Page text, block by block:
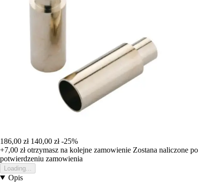
186,00 zł 140,00 zł -25%
+7,00 złotrzymasz na kolejne zamowienie Zostana naliczone po
potwierdzeniu zamowienia
Loading...
Opis